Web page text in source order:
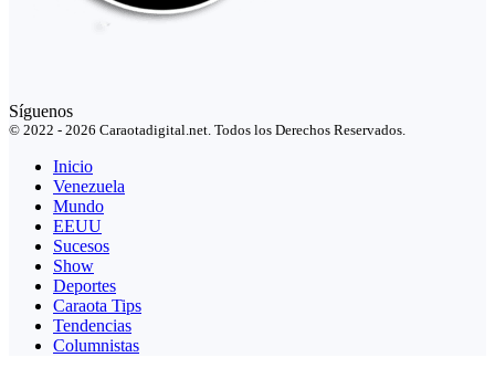
Síguenos
© 2022 - 2026 Caraotadigital.net. Todos los Derechos Reservados.
Inicio
Venezuela
Mundo
EEUU
Sucesos
Show
Deportes
Caraota Tips
Tendencias
Columnistas